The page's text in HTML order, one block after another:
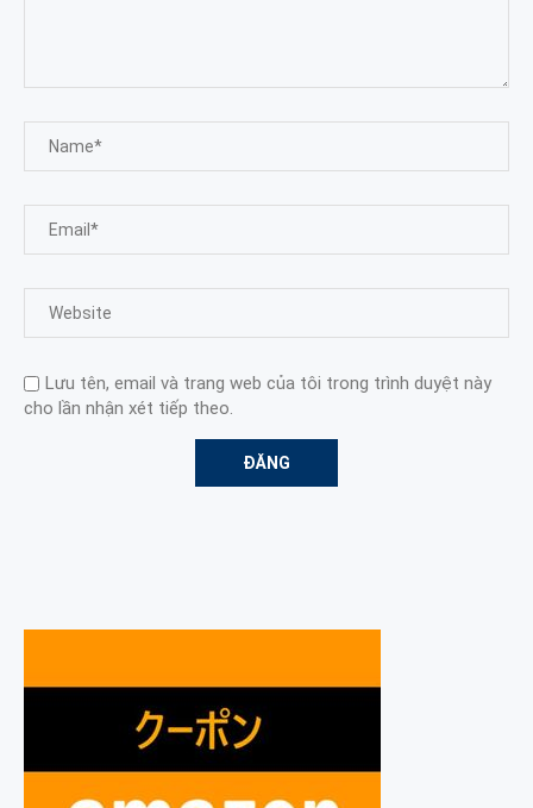
Lưu tên, email và trang web của tôi trong trình duyệt này
cho lần nhận xét tiếp theo.